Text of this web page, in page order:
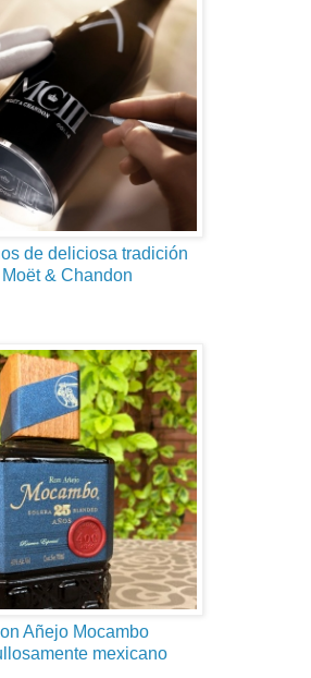
de deliciosa tradición
Moët & Chandon
Añejo Mocambo
mexicano